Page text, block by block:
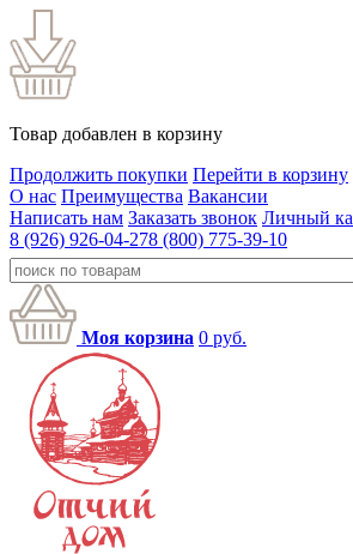
Товар добавлен в корзину
Продолжить покупки Перейти в корзину
О нас Преимущества Вакансии
Написать нам Заказать звонок Личный
8 (926) 926-04-278 (800) 775-39-10
Моя корзина 0 руб.